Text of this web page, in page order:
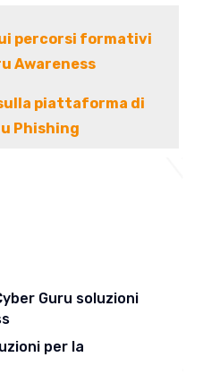
Guru soluzioni
per la
percorsi formativi
Awareness
piattaforma di
Phishing